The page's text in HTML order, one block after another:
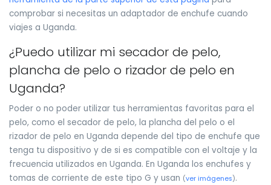
comprobar si necesitas un adaptador de enchufe cuando
viajes a Uganda.
¿Puedo utilizar mi secador de pelo,
plancha de pelo o rizador de pelo en
Uganda?
Poder o no poder utilizar tus herramientas favoritas para el
pelo, como el secador de pelo, la plancha del pelo o el
rizador de pelo en Uganda depende del tipo de enchufe que
tenga tu dispositivo y de si es compatible con el voltaje y la
frecuencia utilizados en Uganda. En Uganda los enchufes y
tomas de corriente de este tipo G y usan (ver imágenes).